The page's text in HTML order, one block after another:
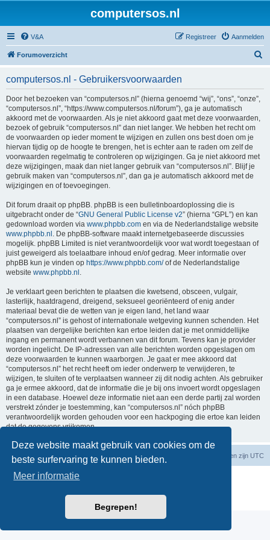
Deze website maakt gebruik van cookies om de
beste surfervaring te kunnen bieden.
Meer informatie
Begrepen!
computersos.nl
V&A Aanmelden
Registreer
Forumoverzicht
computersos.nl - Gebruikersvoorwaarden
Door het bezoeken van “computersos.nl” (hierna genoemd “wij”, “ons”, “onze”,
“computersos.nl”, “https://www.computersos.nl/forum”), ga je automatisch
akkoord met de voorwaarden. Als je niet akkoord gaat met deze voorwaarden,
bezoek of gebruik “computersos.nl” dan niet langer. We hebben het recht om
de voorwaarden op ieder moment te wijzigen en zullen ons best doen om je
hiervan tijdig op de hoogte te brengen, het is echter aan te raden om zelf de
voorwaarden regelmatig te controleren op wijzigingen. Ga je niet akkoord met
deze wijzigingen, maak dan niet langer gebruik van “computersos.nl”. Blijf je
gebruik maken van “computersos.nl”, dan ga je automatisch akkoord met de
wijzigingen en of toevoegingen.
Dit forum draait op phpBB. phpBB is een bulletinboardoplossing die is
uitgebracht onder de “GNU General Public License v2” (hierna “GPL”) en kan
gedownload worden via www.phpbb.com en via de Nederlandstalige website
www.phpbb.nl . De phpBB-software maakt internetgebaseerde discussies
mogelijk. phpBB Limited is niet verantwoordelijk voor wat wordt toegestaan of
juist geweigerd als toelaatbare inhoud en/of gedrag. Meer informatie over
phpBB kun je vinden op https://www.phpbb.com/of de Nederlandstalige
website www.phpbb.nl .
Je verklaart geen berichten te plaatsen die kwetsend, obsceen, vulgair,
lasterlijk, haatdragend, dreigend, seksueel georiënteerd of enig ander
materiaal bevat die de wetten van je eigen land, het land waar
“computersos.nl” is gehost of internationale wetgeving kunnen schenden. Het
plaatsen van dergelijke berichten kan ertoe leiden dat je met onmiddellijke
ingang en permanent wordt verbannen van dit forum. Tevens kan je provider
worden ingelicht. De IP-adressen van alle berichten worden opgeslagen om
deze voorwaarden te kunnen waarborgen. Je gaat er mee akkoord dat
“computersos.nl” het recht heeft om ieder onderwerp te verwijderen, te
wijzigen, te sluiten of te verplaatsen wanneer zij dit nodig achten. Als gebruiker
ga je ermee akkoord, dat de informatie die je bij ons invoert wordt opgeslagen
in een database. Hoewel deze informatie niet aan een derde partij zal worden
verstrekt zónder je toestemming, kan “computersos.nl” nóch phpBB
verantwoordelijk worden gehouden voor een hackpoging die ertoe kan leiden
dat de gegevens vrijkomen.
Forumoverzicht Alle tijden zijn UTC
Contact
Powered by
Gebruikersvoorwaarden